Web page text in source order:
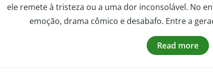
ele remete à tristeza ou a uma dor inconsolável. No
emoção, drama cômico e desabafo. Entre a
Read more